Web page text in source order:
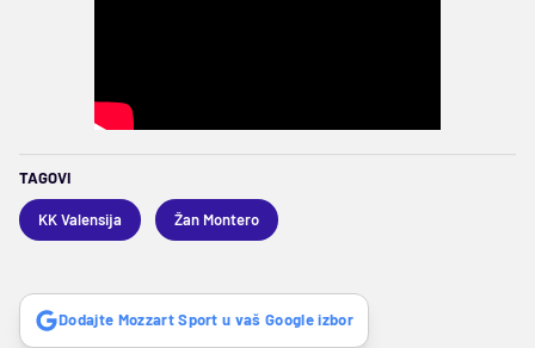
TAGOVI
KK Valensija Žan Montero
Dodajte Mozzart Sport u vaš Google izbor